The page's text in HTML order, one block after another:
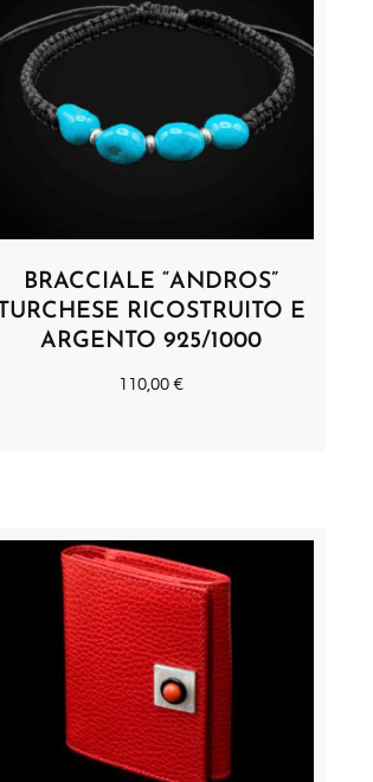
BRACCIALE “ANDROS”
TURCHESE RICOSTRUITO E
ARGENTO 925/1000
110,00€